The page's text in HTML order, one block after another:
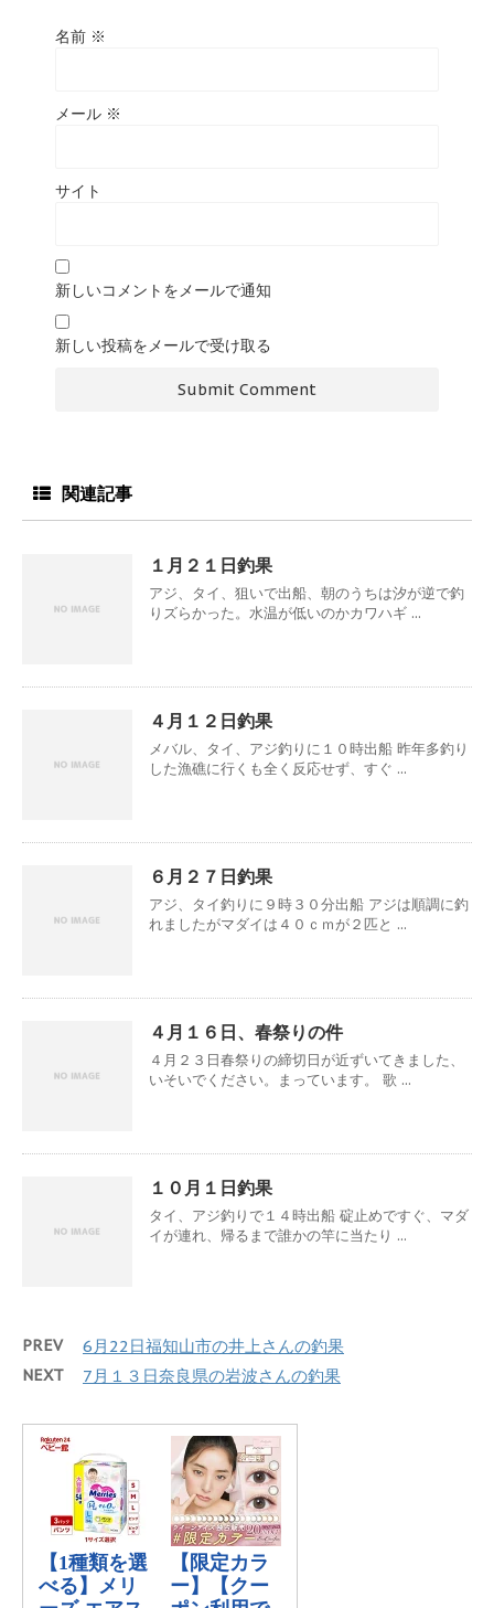
名前 ※
メール ※
サイト
新しいコメントをメールで通知
新しい投稿をメールで受け取る
関連記事
１月２１日釣果
アジ、タイ、狙いで出船、朝のうちは汐が逆で釣
りズらかった。水温が低いのかカワハギ ...
４月１２日釣果
メバル、タイ、アジ釣りに１０時出船 昨年多釣り
した漁礁に行くも全く反応せず、すぐ ...
６月２７日釣果
アジ、タイ釣りに９時３０分出船 アジは順調に釣
れましたがマダイは４０ｃｍが２匹と ...
４月１６日、春祭りの件
４月２３日春祭りの締切日が近ずいてきました、
いそいでください。まっています。 歌 ...
１０月１日釣果
タイ、アジ釣りで１４時出船 碇止めですぐ、マダ
イが連れ、帰るまで誰かの竿に当たり ...
PREV 6月22日福知山市の井上さんの釣果
NEXT 7月１３日奈良県の岩波さんの釣果